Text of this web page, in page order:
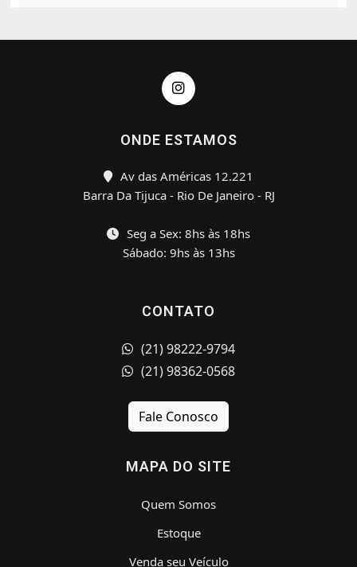
ONDE ESTAMOS
Av das Américas 12.221
Barra Da Tijuca - Rio De Janeiro - RJ
Seg a Sex: 8hs às 18hs
Sábado: 9hs às 13hs
CONTATO
(21) 98222-9794
(21) 98362-0568
Fale Conosco
MAPA DO SITE
Quem Somos
Estoque
Venda seu Veículo